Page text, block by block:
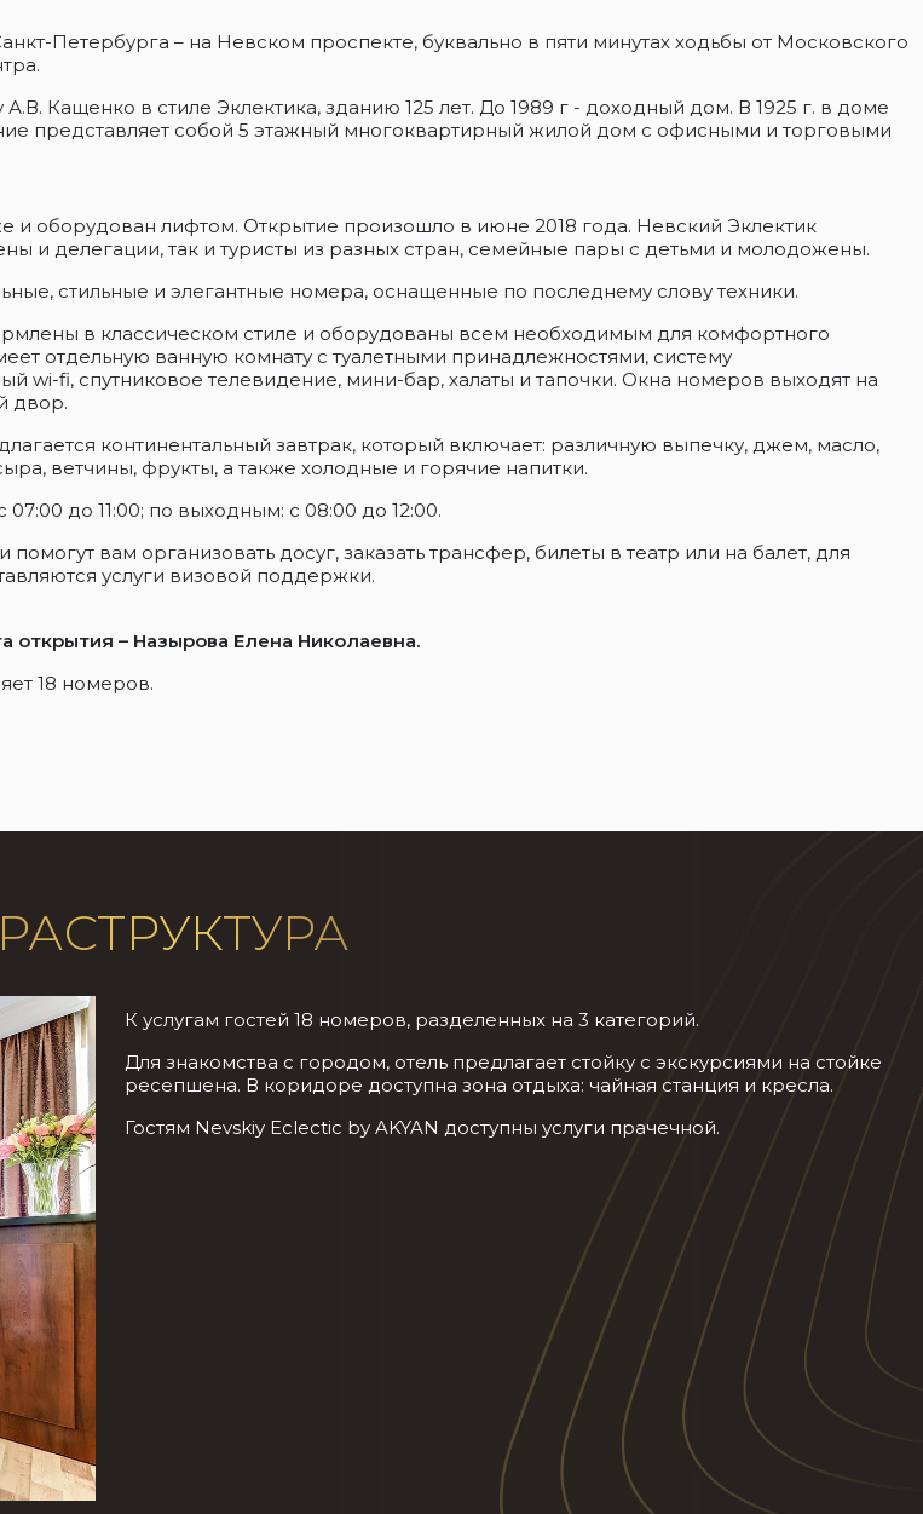
Петербурга – на Невском проспекте, буквально в пяти минутах ходьбы от Московского
Кащенко в стиле Эклектика, зданию 125 лет. До 1989 г - доходный дом. В 1925 г. в доме
представляет собой 5 этажный многоквартирный жилой дом с офисными и торговыми
и оборудован лифтом. Открытие произошло в июне 2018 года. Невский Эклектик
и делегации, так и туристы из разных стран, семейные пары с детьми и молодожены.
стильные и элегантные номера, оснащенные по последнему слову техники.
в классическом стиле и оборудованы всем необходимым для комфортного
отдельную ванную комнату с туалетными принадлежностями, систему
wi-fi, спутниковое телевидение, мини-бар, халаты и тапочки. Окна номеров выходят на
двор.
континентальный завтрак, который включает: различную выпечку, джем, масло,
ветчины, фрукты, а также холодные и горячие напитки.
до 11:00; по выходным: с 08:00 до 12:00.
вам организовать досуг, заказать трансфер, билеты в театр или на балет, для
услуги визовой поддержки.
– Назырова Елена Николаевна.
18 номеров.
К услугам гостей 18 номеров, разделенных на 3 категорий.
Для знакомства с городом, отель предлагает стойку с экскурсиями на стойке
ресепшена. В коридоре доступна зона отдыха: чайная станция и кресла.
Гостям Nevskiy Eclectic by AKYAN доступны услуги прачечной.